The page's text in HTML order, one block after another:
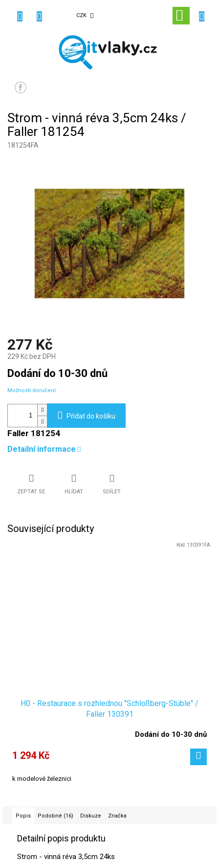
CZK
KOŠÍK
Strom - vinná réva 3,5cm 24ks /
Faller 181254
181254FA
277 Kč
229 Kč bez DPH
Měrná
cena:
Dodání do 10-30 dnů
Možnosti doručení
Přidat do košíku
Faller 181254
Detailní informace
ZEPTAT SE HLÍDAT SDÍLET
Související produkty
H0 - Restaurace s rozhlednou "Schloßberg-Stüble" /
Faller 130391
Dodání do 10-30 dnů
1 294 Kč
k modelové železnici
Kód: 130391FA
Popis Podobné (16) Diskuze Značka
Detailní popis produktu
Strom - vinná réva 3,5cm 24ks